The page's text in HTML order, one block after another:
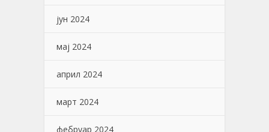
јун 2024
мај 2024
април 2024
март 2024
фебруар 2024